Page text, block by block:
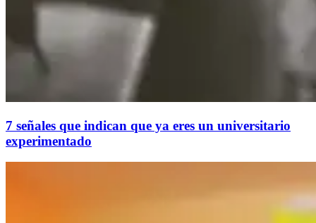
7 señales que indican que ya eres un universitario
experimentado